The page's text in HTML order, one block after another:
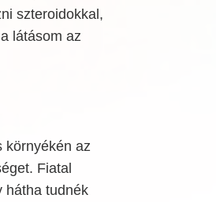
szteroidokkal,
látásom az
környékén az
Fiatal
hátha tudnék